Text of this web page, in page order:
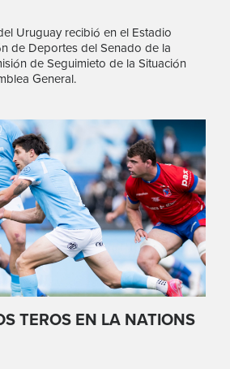
Uruguay recibió en el Estadio
de Deportes del Senado de la
de Seguimieto de la Situación
General.
TEROS EN LA NATIONS